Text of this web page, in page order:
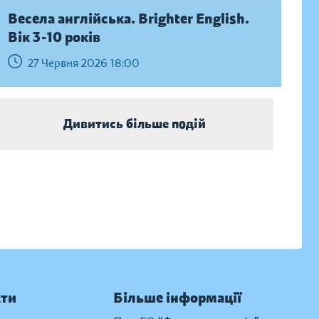
Весела англійська. Brighter English.
Вік 3-10 років
27 Червня 2026 18:00
Дивитись більше подій
Більше інформації